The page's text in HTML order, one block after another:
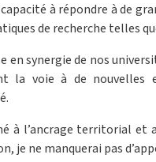
à répondre à de
de recherche telles
en synergie de nos
la voie à de nouvelles
à l’ancrage territorial et
je ne manquerai pas